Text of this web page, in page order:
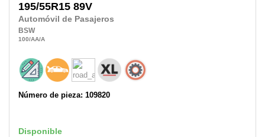
195/55R15 89V
Automóvil de Pasajeros
BSW
100/AA/A
Número de pieza: 109820
Disponible